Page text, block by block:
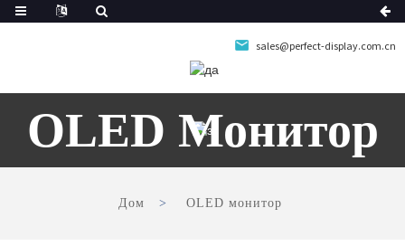
sales@perfect-display.com.cn
OLED Монитор
Дом OLED монитор